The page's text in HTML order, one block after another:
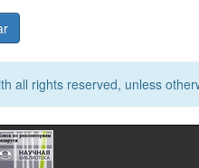
all rights reserved, unless